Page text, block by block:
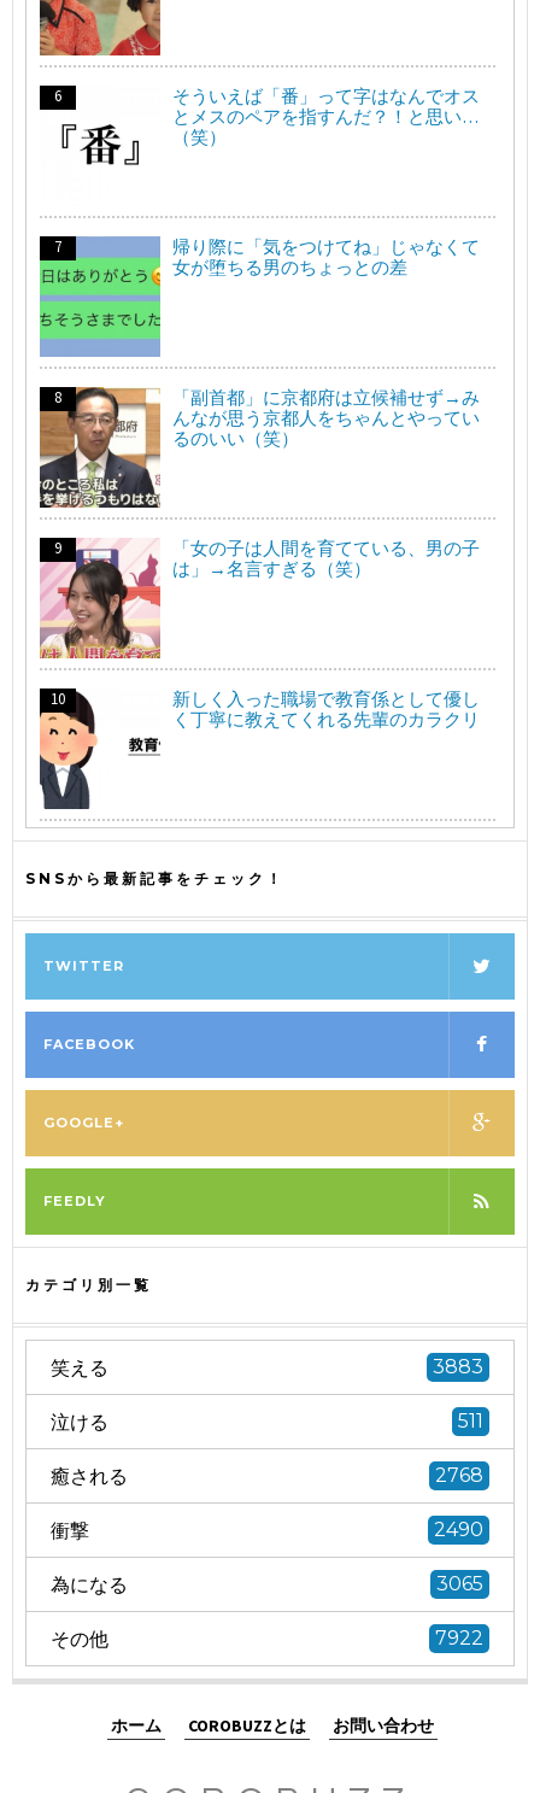
そういえば「番」って字はなんでオス
とメスのペアを指すんだ？！と思い…
（笑）
帰り際に「気をつけてね」じゃなくて
女が堕ちる男のちょっとの差
「副首都」に京都府は立候補せず→み
んなが思う京都人をちゃんとやってい
るのいい（笑）
「女の子は人間を育てている、男の子
は」→名言すぎる（笑）
新しく入った職場で教育係として優し
く丁寧に教えてくれる先輩のカラクリ
SNSから最新記事をチェック！
TWITTER
FACEBOOK
GOOGLE+
FEEDLY
カテゴリ別一覧
笑える 3883
泣ける 511
癒される 2768
衝撃 2490
為になる 3065
その他 7922
ホーム COROBUZZとは お問い合わせ